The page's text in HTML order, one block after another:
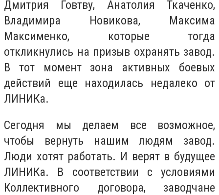
Дмитрия Говтву, Анатолия Ткаченко,
Владимира Новикова, Максима
Максименко, которые тогда
откликнулись на призыв охранять завод.
В тот момент зона активных боевых
действий еще находилась недалеко от
ЛИНИКа.
Сегодня мы делаем все возможное,
чтобы вернуть нашим людям завод.
Люди хотят работать. И верят в будущее
ЛИНИКа. В соответствии с условиями
Коллективного договора, заводчане